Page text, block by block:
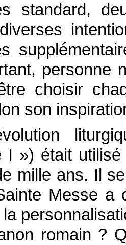
standard,
personne
choisir
son
I ») était
mille ans. Il
Messe a
romain ?